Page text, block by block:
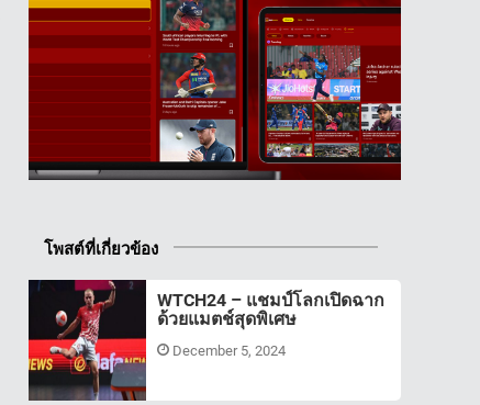
โพสต์ที่เกี่ยวข้อง
WTCH24 – แชมป์โลกเปิดฉาก
ด้วยแมตช์สุดพิเศษ
December 5, 2024